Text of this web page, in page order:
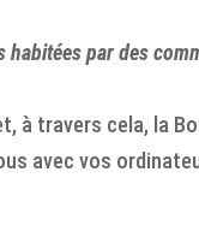
par des
à travers cela, la
avec vos